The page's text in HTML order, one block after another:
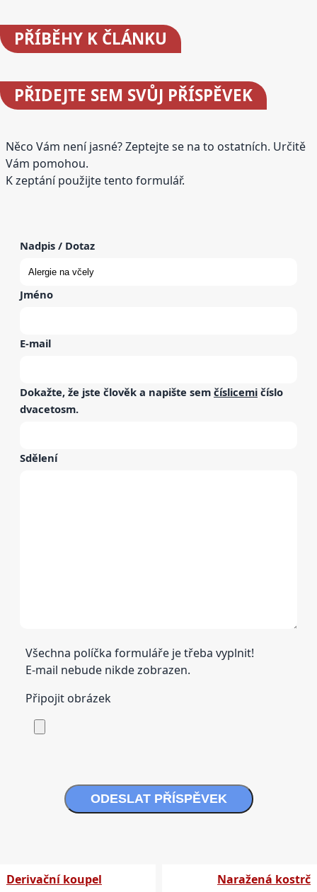
PŘÍBĚHY K ČLÁNKU
PŘIDEJTE SEM SVŮJ PŘÍSPĚVEK
Něco Vám není jasné? Zeptejte se na to ostatních. Určitě
Vám pomohou.
K zeptání použijte tento formulář.
Nadpis / Dotaz
Jméno
E-mail
Dokažte, že jste člověk a napište sem číslicemi číslo
dvacetosm.
Sdělení
Všechna políčka formuláře je třeba vyplnit!
E-mail nebude nikde zobrazen.
Připojit obrázek
ODESLAT PŘÍSPĚVEK
Derivační koupel Naražená kostrč